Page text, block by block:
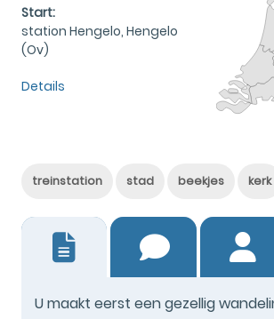
Start:
station Hengelo, Hengelo
(Ov)
Details
treinstation stad beekjes kerk
U maakt eerst een gezellig